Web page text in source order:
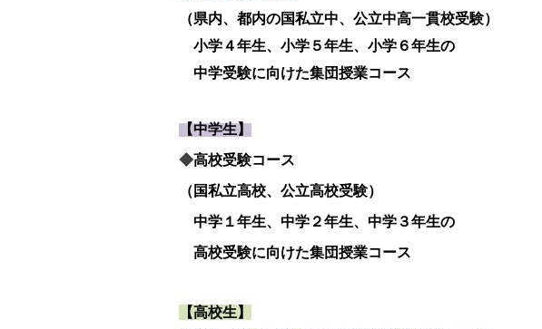
（県内、都内の国私立中、公立中高一貫校受験）
小学４年生、小学５年生、小学６年生の
中学受験に向けた集団授業コース
【中学生】
◆高校受験コース
（国私立高校、公立高校受験）
中学１年生、中学２年生、中学３年生の
高校受験に向けた集団授業コース
【高校生】